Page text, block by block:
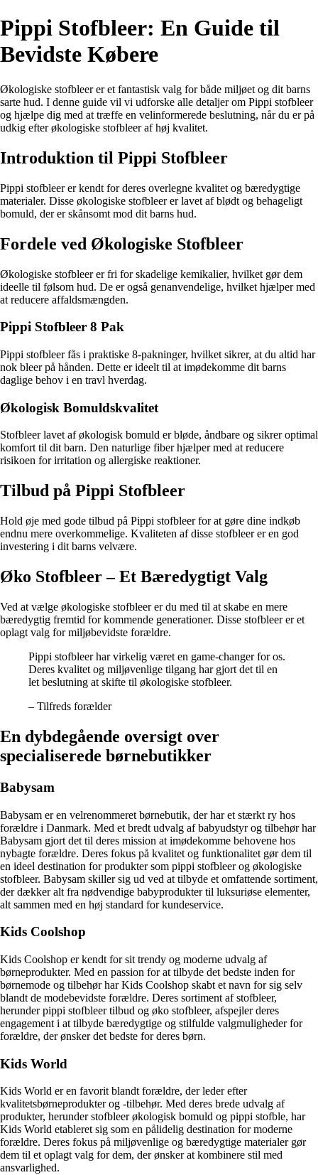
Pippi Stofbleer: En Guide til
Bevidste Købere
Økologiske stofbleer er et fantastisk valg for både miljøet og dit barns
sarte hud. I denne guide vil vi udforske alle detaljer om Pippi stofbleer
og hjælpe dig med at træffe en velinformerede beslutning, når du er på
udkig efter økologiske stofbleer af høj kvalitet.
Introduktion til Pippi Stofbleer
Pippi stofbleer er kendt for deres overlegne kvalitet og bæredygtige
materialer. Disse økologiske stofbleer er lavet af blødt og behageligt
bomuld, der er skånsomt mod dit barns hud.
Fordele ved Økologiske Stofbleer
Økologiske stofbleer er fri for skadelige kemikalier, hvilket gør dem
ideelle til følsom hud. De er også genanvendelige, hvilket hjælper med
at reducere affaldsmængden.
Pippi Stofbleer 8 Pak
Pippi stofbleer fås i praktiske 8-pakninger, hvilket sikrer, at du altid har
nok bleer på hånden. Dette er ideelt til at imødekomme dit barns
daglige behov i en travl hverdag.
Økologisk Bomuldskvalitet
Stofbleer lavet af økologisk bomuld er bløde, åndbare og sikrer optimal
komfort til dit barn. Den naturlige fiber hjælper med at reducere
risikoen for irritation og allergiske reaktioner.
Tilbud på Pippi Stofbleer
Hold øje med gode tilbud på Pippi stofbleer for at gøre dine indkøb
endnu mere overkommelige. Kvaliteten af disse stofbleer er en god
investering i dit barns velvære.
Øko Stofbleer – Et Bæredygtigt Valg
Ved at vælge økologiske stofbleer er du med til at skabe en mere
bæredygtig fremtid for kommende generationer. Disse stofbleer er et
oplagt valg for miljøbevidste forældre.
Pippi stofbleer har virkelig været en game-changer for os.
Deres kvalitet og miljøvenlige tilgang har gjort det til en
let beslutning at skifte til økologiske stofbleer.
– Tilfreds forælder
En dybdegående oversigt over
specialiserede børnebutikker
Babysam
Babysam er en velrenommeret børnebutik, der har et stærkt ry hos
forældre i Danmark. Med et bredt udvalg af babyudstyr og tilbehør har
Babysam gjort det til deres mission at imødekomme behovene hos
nybagte forældre. Deres fokus på kvalitet og funktionalitet gør dem til
en ideel destination for produkter som pippi stofbleer og økologiske
stofbleer. Babysam skiller sig ud ved at tilbyde et omfattende sortiment,
der dækker alt fra nødvendige babyprodukter til luksuriøse elementer,
alt sammen med en høj standard for kundeservice.
Kids Coolshop
Kids Coolshop er kendt for sit trendy og moderne udvalg af
børneprodukter. Med en passion for at tilbyde det bedste inden for
børnemode og tilbehør har Kids Coolshop skabt et navn for sig selv
blandt de modebevidste forældre. Deres sortiment af stofbleer,
herunder pippi stofbleer tilbud og øko stofbleer, afspejler deres
engagement i at tilbyde bæredygtige og stilfulde valgmuligheder for
forældre, der ønsker det bedste for deres børn.
Kids World
Kids World er en favorit blandt forældre, der leder efter
kvalitetsbørneprodukter og -tilbehør. Med deres brede udvalg af
produkter, herunder stofbleer økologisk bomuld og pippi stofble, har
Kids World etableret sig som en pålidelig destination for moderne
forældre. Deres fokus på miljøvenlige og bæredygtige materialer gør
dem til et oplagt valg for dem, der ønsker at kombinere stil med
ansvarlighed.